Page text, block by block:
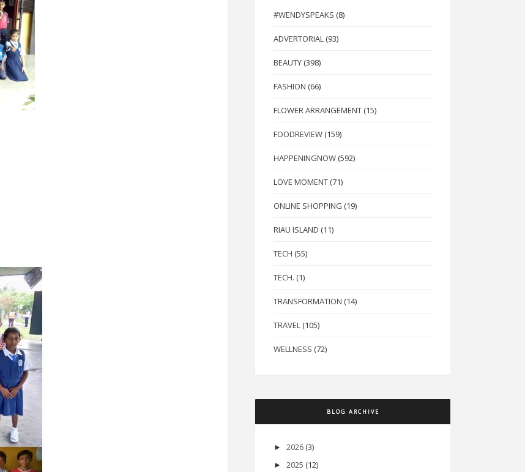
#WENDYSPEAKS (8)
ADVERTORIAL (93)
BEAUTY (398)
FASHION (66)
FLOWER ARRANGEMENT (15)
FOODREVIEW (159)
HAPPENINGNOW (592)
LOVE MOMENT (71)
ONLINE SHOPPING (19)
RIAU ISLAND (11)
TECH (55)
TECH. (1)
TRANSFORMATION (14)
TRAVEL (105)
WELLNESS (72)
BLOG ARCHIVE
► 2026 (3)
► 2025 (12)